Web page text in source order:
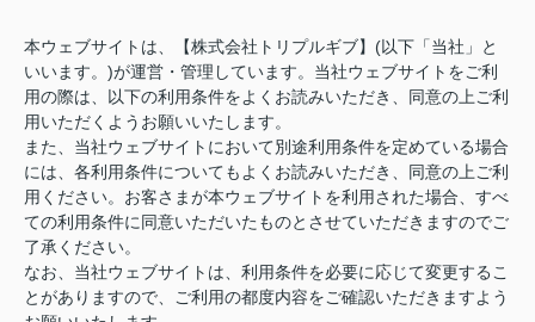
本ウェブサイトは、【株式会社トリプルギブ】(以下「当社」と
いいます。)が運営・管理しています。当社ウェブサイトをご利
用の際は、以下の利用条件をよくお読みいただき、同意の上ご利
用いただくようお願いいたします。
また、当社ウェブサイトにおいて別途利用条件を定めている場合
には、各利用条件についてもよくお読みいただき、同意の上ご利
用ください。お客さまが本ウェブサイトを利用された場合、すべ
ての利用条件に同意いただいたものとさせていただきますのでご
了承ください。
なお、当社ウェブサイトは、利用条件を必要に応じて変更するこ
とがありますので、ご利用の都度内容をご確認いただきますよう